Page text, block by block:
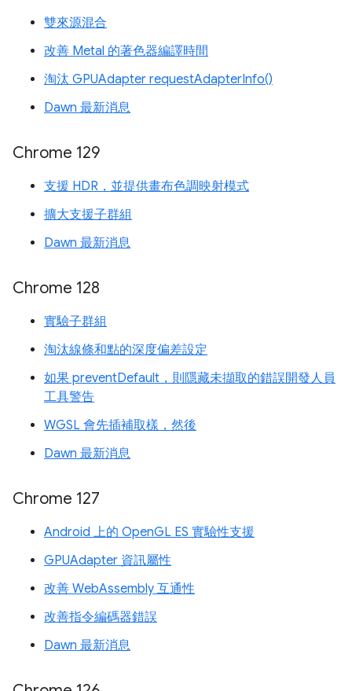
雙來源混合
改善 Metal 的著色器編譯時間
淘汰 GPUAdapter requestAdapterInfo()
Dawn 最新消息
Chrome 129
支援 HDR，並提供畫布色調映射模式
擴大支援子群組
Dawn 最新消息
Chrome 128
實驗子群組
淘汰線條和點的深度偏差設定
如果 preventDefault，則隱藏未擷取的錯誤開發人員
工具警告
WGSL 會先插補取樣，然後
Dawn 最新消息
Chrome 127
Android 上的 OpenGL ES 實驗性支援
GPUAdapter 資訊屬性
改善 WebAssembly 互通性
改善指令編碼器錯誤
Dawn 最新消息